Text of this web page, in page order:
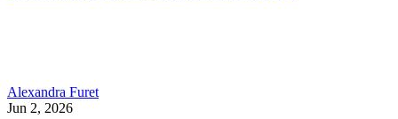
Alexandra Furet
Jun 2, 2026